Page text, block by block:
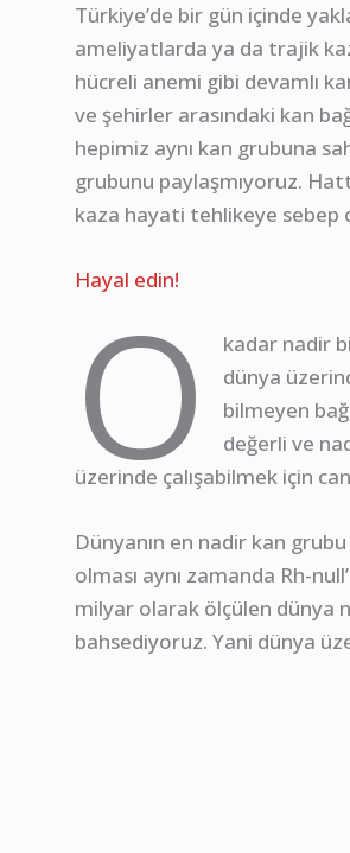
Türkiye’de bir gün içinde
ameliyatlarda ya da trajik
hücreli anemi gibi devamlı
ve şehirler arasındaki kan
hepimiz aynı kan grubuna
grubunu paylaşmıyoruz.
kaza hayati tehlikeye sebep
Hayal edin!
O
kadar nadir
dünya
bilmeyen
değerli ve
üzerinde çalışabilmek için
Dünyanın en nadir kan
olması aynı zamanda Rh-
milyar olarak ölçülen dünya
bahsediyoruz. Yani dünya